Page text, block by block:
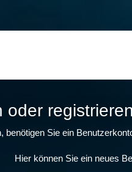
Sie ein
Hier können Sie ein neues